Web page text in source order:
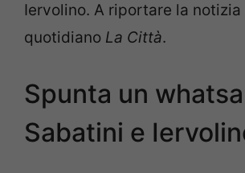
Iervolino. A riportare la notizia
quotidiano La Città.
Spunta un
Sabatini e